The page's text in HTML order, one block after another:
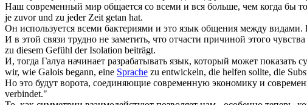
Наш современный мир общается со всеми и вся больше, чем когда бы
je zuvor und zu jeder Zeit getan hat.
Он используется всеми бактериями и это язык общения между видами.
И в этой связи трудно не заметить, что отчасти причиной этого
zu diesem Gefühl der Isolation beiträgt.
И, тогда Галуа начинает разрабатывать язык, который может показать
wir, wie Galois begann, eine Sprache zu entwickeln, die helfen sollte, die
Но это будут ворота, соединяющие современную экономику и
verbindet."